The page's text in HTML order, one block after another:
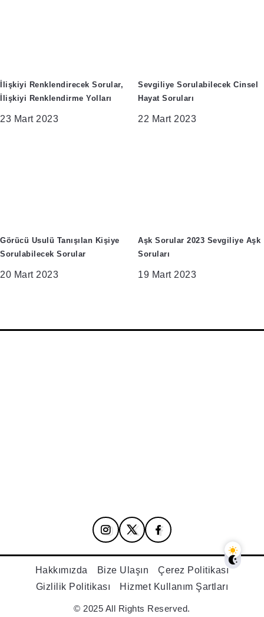
İlişkiyi Renklendirecek Sorular,
İlişkiyi Renklendirme Yolları
23 Mart 2023
Sevgiliye Sorulabilecek Cinsel
Hayat Soruları
22 Mart 2023
Görücü Usulü Tanışılan Kişiye
Sorulabilecek Sorular
20 Mart 2023
Aşk Sorular 2023 Sevgiliye Aşk
Soruları
19 Mart 2023
Hakkımızda Bize Ulaşın
Çerez Politikası
Gizlilik Politikası
Hizmet Kullanım Şartları
© 2025 All Rights Reserved.